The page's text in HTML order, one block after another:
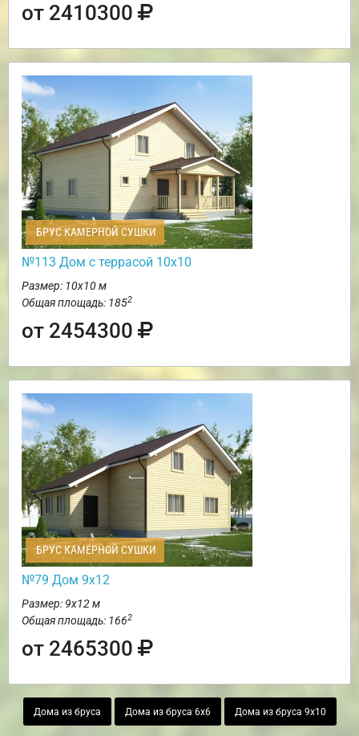
от 2410300
БРУС КАМЕРНОЙ СУШКИ
№113 Дом с террасой 10х10
Размер: 10х10 м
Общая площадь: 1852
от 2454300
БРУС КАМЕРНОЙ СУШКИ
№79 Дом 9х12
Размер: 9х12 м
Общая площадь: 1662
от 2465300
Дома из бруса Дома из бруса 6х6 Дома из бруса 9х10